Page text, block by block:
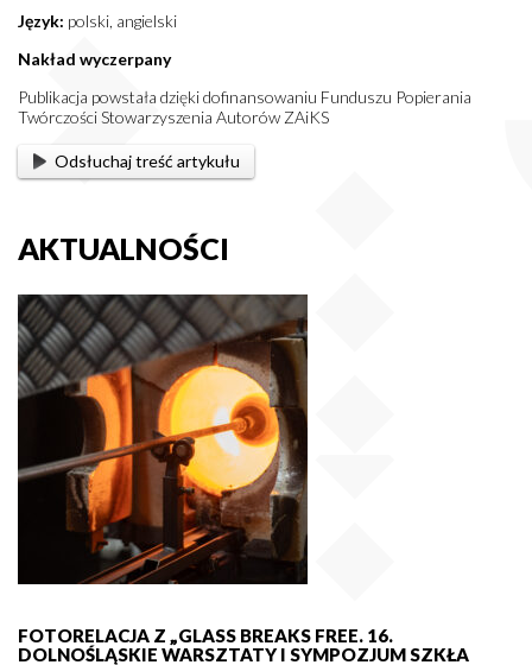
Język: polski, angielski
Nakład wyczerpany
Publikacja powstała dzięki dofinansowaniu Funduszu Popierania
Twórczości Stowarzyszenia Autorów ZAiKS
Odsłuchaj treść artykułu
AKTUALNOŚCI
FOTORELACJA Z „GLASS BREAKS FREE. 16.
DOLNOŚLĄSKIE WARSZTATY I SYMPOZJUM SZKŁA